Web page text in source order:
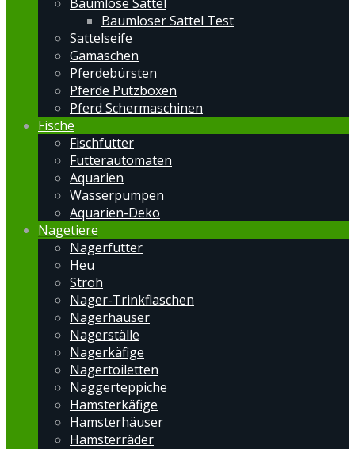
Baumloser Sattel Test
Sattelseife
Gamaschen
Pferdebürsten
Pferde Putzboxen
Pferd Schermaschinen
Fische
Fischfutter
Futterautomaten
Aquarien
Wasserpumpen
Aquarien-Deko
Nagetiere
Nagerfutter
Heu
Stroh
Nager-Trinkflaschen
Nagerhäuser
Nagerställe
Nagerkäfige
Nagertoiletten
Naggerteppiche
Hamsterkäfige
Hamsterhäuser
Hamsterräder